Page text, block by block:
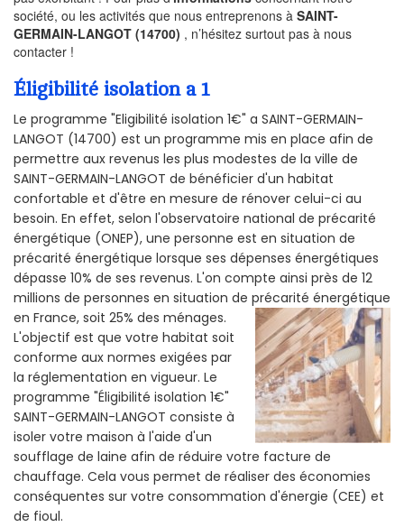
société, ou les activités que nous entreprenons à SAINT-
GERMAIN-LANGOT (14700) , n’hésitez surtout pas à nous
contacter !
Éligibilité isolation a 1
Le programme "Eligibilité isolation 1€" a SAINT-GERMAIN-
LANGOT (14700) est un programme mis en place afin de
permettre aux revenus les plus modestes de la ville de
SAINT-GERMAIN-LANGOT de bénéficier d'un habitat
confortable et d'être en mesure de rénover celui-ci au
besoin. En effet, selon l'observatoire national de précarité
énergétique (ONEP), une personne est en situation de
précarité énergétique lorsque ses dépenses énergétiques
dépasse 10% de ses revenus. L'on compte ainsi près de 12
millions de personnes en situation de précarité énergétique
en France, soit 25% des ménages.
L'objectif est que votre habitat soit
conforme aux normes exigées par
la réglementation en vigueur. Le
programme "Éligibilité isolation 1€"
SAINT-GERMAIN-LANGOT consiste à
isoler votre maison à l'aide d'un
soufflage de laine afin de réduire votre facture de
chauffage. Cela vous permet de réaliser des économies
conséquentes sur votre consommation d'énergie (CEE) et
de fioul.